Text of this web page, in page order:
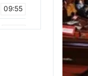
09:55